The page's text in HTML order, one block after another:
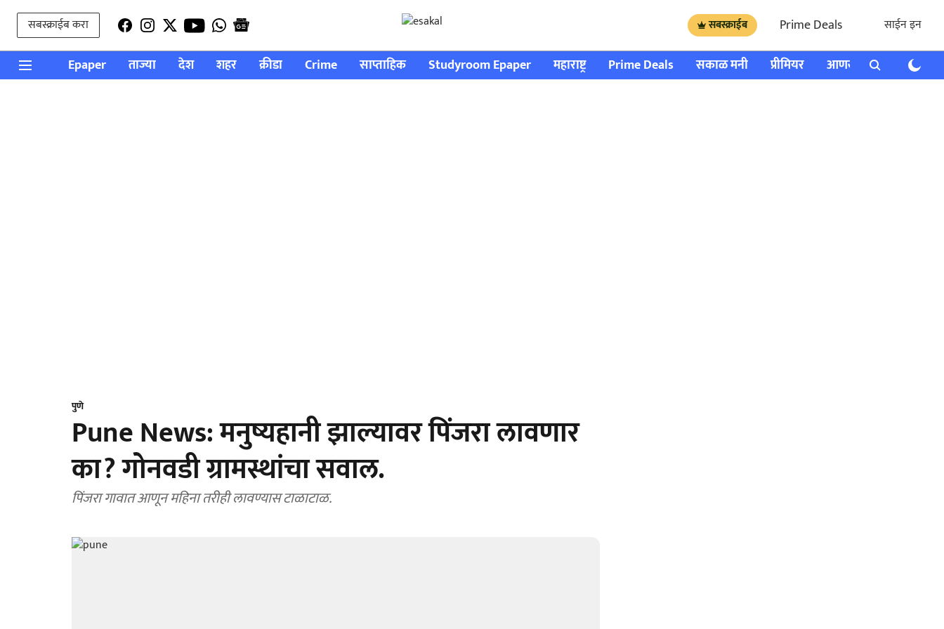
सबस्क्राईब करा सबस्क्राईब Prime Deals साईन इन
Epaper ताज्या देश शहर क्रीडा Crime साप्ताहिक Studyroom Epaper महाराष्ट्र Prime Deals सकाळ मनी प्रीमियर आणखी राशी भविष्य
पुणे
Pune News: मनुष्यहानी झाल्यावर पिंजरा लावणार
का? गोनवडी ग्रामस्थांचा सवाल.
पिंजरा गावात आणून महिना तरीही लावण्यास टाळाटाळ.